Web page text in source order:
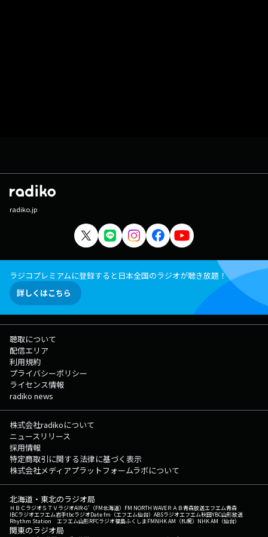
radiko.jp
ラジコプレミアムに登録すると日本全国のラジオが聴き放題！
詳しくはこちら
聴取について
配信エリア
利用規約
プライバシーポリシー
ライセンス情報
radiko news
株式会社radikoについて
ニュースリリース
採用情報
特定商取引に関する法律に基づく表示
株式会社メディアプラットフォームラボについて
北海道・東北のラジオ局
ＨＢＣラジオＳＴＶラジオAIR-G'（FM北海道） FM NORTH WAVEＲＡＢ青森放送エフエム青森
IBCラジオエフエム岩手tbcラジオDate fm（エフエム仙台） ABSラジオエフエム秋田YBC山形放送
Rhythm Station エフエム山形RFCラジオ福島ふくしまFMNHK AM（札幌） NHK AM（仙台）
関東のラジオ局